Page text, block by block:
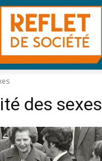
des sexes